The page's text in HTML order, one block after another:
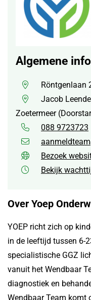
Algemene
Röntgenlaan
Jacob
Zoetermeer
088 9723723
Bezoek
Bekijk
Over Yoep
YOEP richt zich op
in de leeftijd tussen 6-
specialistische GGZ
vanuit het Wendbaar
diagnostiek en
Wendbaar Team komt